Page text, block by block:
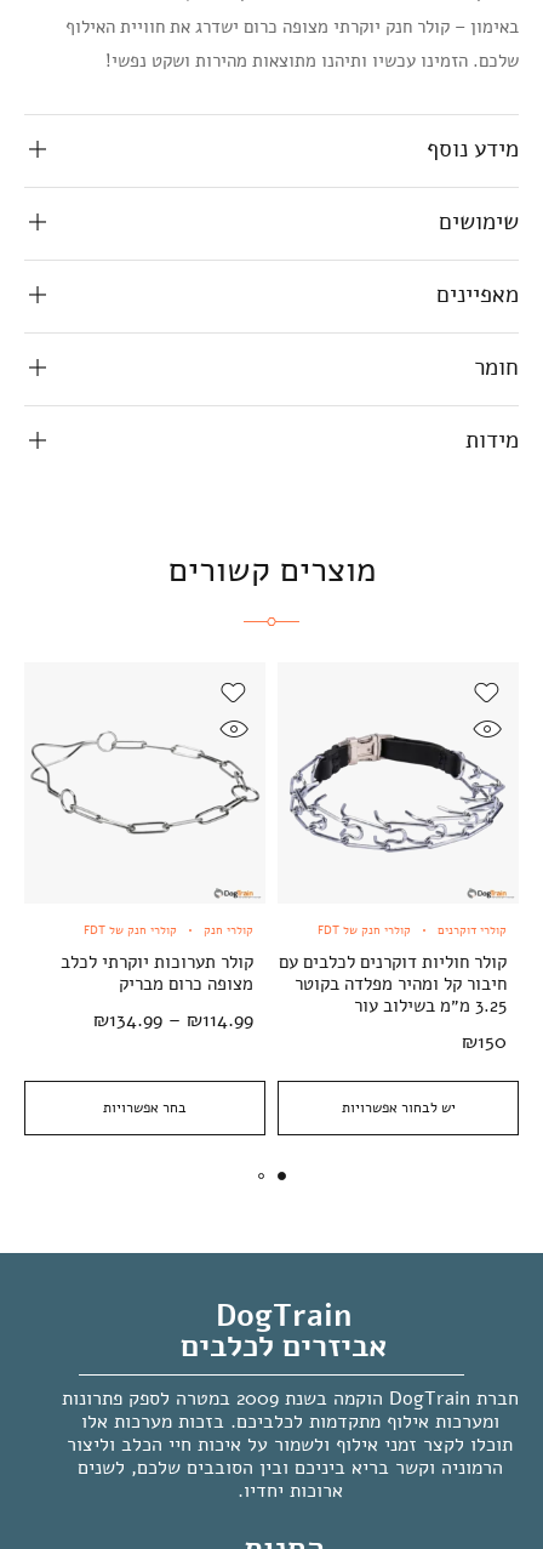
באימון – קולר חנק יוקרתי מצופה כרום ישדרג את חוויית האילוף
שלכם. הזמינו עכשיו ותיהנו מתוצאות מהירות ושקט נפשי!
מידע נוסף
שימושים
מאפיינים
חומר
מידות
מוצרים קשורים
יש לבחור אפשרויות
קולרי דוקרנים קולרי חנק של FDT
קולר חוליות דוקרנים לכלבים עם
חיבור קל ומהיר מפלדה בקוטר
3.25 מ״מ בשילוב עור
₪150
בחר אפשרויות
קולרי חנק קולרי חנק של FDT
קולר תערוכות יוקרתי לכלב
מצופה כרום מבריק
₪114.99
–
₪134.99
DogTrain
אביזרים לכלבים
חברת DogTrain הוקמה בשנת 2009 במטרה לספק פתרונות
ומערכות אילוף מתקדמות לכלביכם. בזכות מערכות אלו
תוכלו לקצר זמני אילוף ולשמור על איכות חיי הכלב וליצור
הרמוניה וקשר בריא ביניכם ובין הסובבים שלכם, לשנים
ארוכות יחדיו.